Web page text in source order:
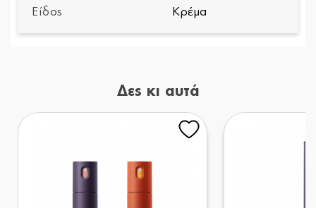
Είδος Κρέμα
Δες κι αυτά